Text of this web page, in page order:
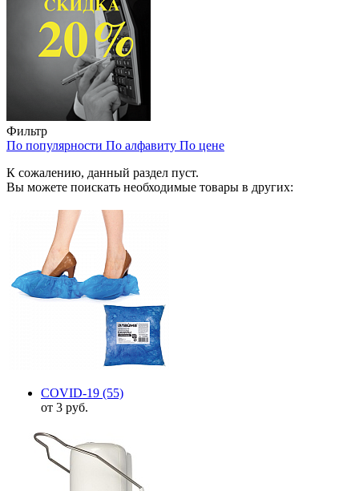
Фильтр
По популярности По алфавиту По цене
К сожалению, данный раздел пуст.
Вы можете поискать необходимые товары в других:
COVID-19 (55)
от 3 руб.